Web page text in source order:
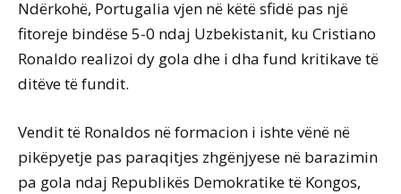
Ndërkohë, Portugalia vjen në këtë sfidë pas një
fitoreje bindëse 5-0 ndaj Uzbekistanit, ku Cristiano
Ronaldo realizoi dy gola dhe i dha fund kritikave të
ditëve të fundit.
Vendit të Ronaldos në formacion i ishte vënë në
pikëpyetje pas paraqitjes zhgënjyese në barazimin
pa gola ndaj Republikës Demokratike të Kongos,